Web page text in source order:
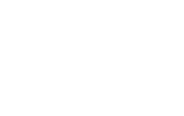
aussi
se valent
et de